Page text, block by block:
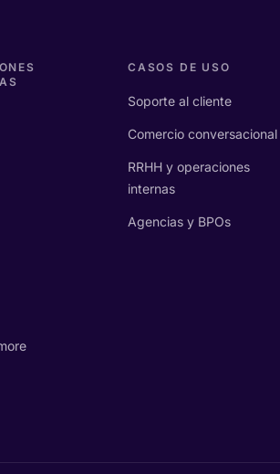
CASOS DE USO
Soporte al cliente
Comercio conversacional
RRHH y operaciones
internas
Agencias y BPOs